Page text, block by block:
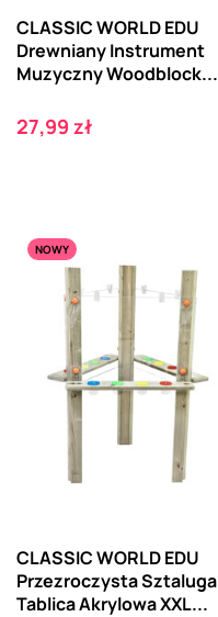
CLASSIC WORLD EDU
Drewniany Instrument
Muzyczny Woodblock...
Cena
27,99 zł
NOWY
CLASSIC WORLD EDU
Przezroczysta Sztaluga
Tablica Akrylowa XXL...